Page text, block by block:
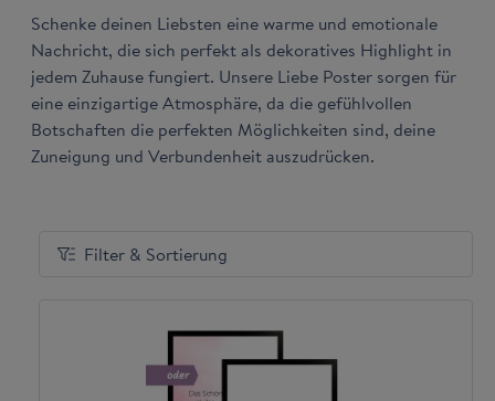
Schenke deinen Liebsten eine warme und emotionale
Nachricht, die sich perfekt als dekoratives Highlight in
jedem Zuhause fungiert. Unsere Liebe Poster sorgen für
eine einzigartige Atmosphäre, da die gefühlvollen
Botschaften die perfekten Möglichkeiten sind, deine
Zuneigung und Verbundenheit auszudrücken.
Filter & Sortierung